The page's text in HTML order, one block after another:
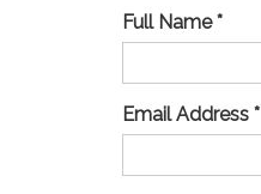
Full Name *
Email Address *